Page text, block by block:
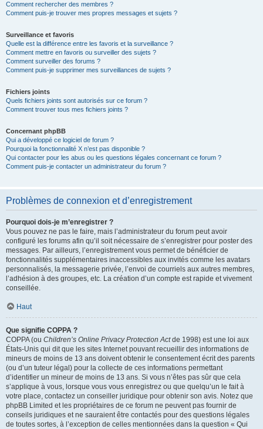
Comment rechercher des membres ?
Comment puis-je trouver mes propres messages et sujets ?
Surveillance et favoris
Quelle est la différence entre les favoris et la surveillance ?
Comment mettre en favoris ou surveiller des sujets ?
Comment surveiller des forums ?
Comment puis-je supprimer mes surveillances de sujets ?
Fichiers joints
Quels fichiers joints sont autorisés sur ce forum ?
Comment trouver tous mes fichiers joints ?
Concernant phpBB
Qui a développé ce logiciel de forum ?
Pourquoi la fonctionnalité X n’est pas disponible ?
Qui contacter pour les abus ou les questions légales concernant ce forum ?
Comment puis-je contacter un administrateur du forum ?
Problèmes de connexion et d’enregistrement
Pourquoi dois-je m’enregistrer ?
Vous pouvez ne pas le faire, mais l’administrateur du forum peut avoir
configuré les forums afin qu’il soit nécessaire de s’enregistrer pour poster des
messages. Par ailleurs, l’enregistrement vous permet de bénéficier de
fonctionnalités supplémentaires inaccessibles aux invités comme les avatars
personnalisés, la messagerie privée, l’envoi de courriels aux autres membres,
l’adhésion à des groupes, etc. La création d’un compte est rapide et vivement
conseillée.
Haut
Que signifie COPPA ?
COPPA (ou Children’s Online Privacy Protection Actde 1998) est une loi aux
États-Unis qui dit que les sites Internet pouvant recueillir des informations de
mineurs de moins de 13 ans doivent obtenir le consentement écrit des parents
(ou d’un tuteur légal) pour la collecte de ces informations permettant
d’identifier un mineur de moins de 13 ans. Si vous n’êtes pas sûr que cela
s’applique à vous, lorsque vous vous enregistrez ou que quelqu’un le fait à
votre place, contactez un conseiller juridique pour obtenir son avis. Notez que
phpBB Limited et les propriétaires de ce forum ne peuvent pas fournir de
conseils juridiques et ne sauraient être contactés pour des questions légales
de toutes sortes, à l’exception de celles mentionnées dans la question « Qui